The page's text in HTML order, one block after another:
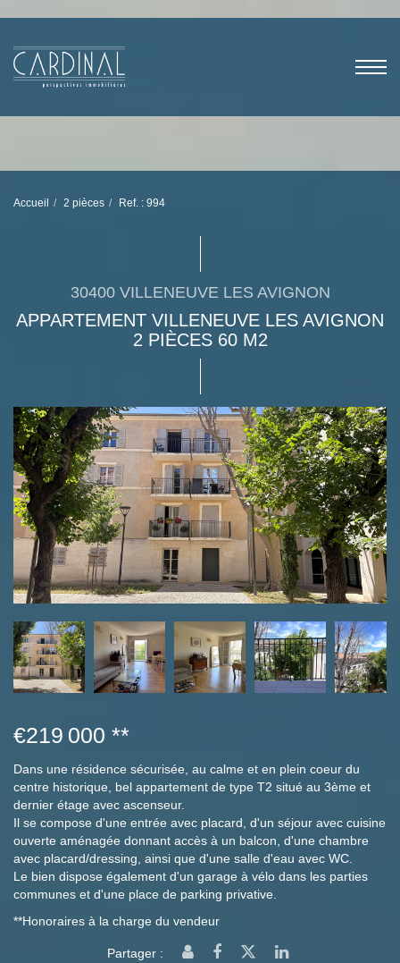
Accueil 2 pièces Ref. : 994
30400 VILLENEUVE LES AVIGNON
APPARTEMENT VILLENEUVE LES AVIGNON
2 PIÈCES 60 M2
€219 000 **
Dans une résidence sécurisée, au calme et en plein coeur du
centre historique, bel appartement de type T2 situé au 3ème et
dernier étage avec ascenseur.
Il se compose d'une entrée avec placard, d'un séjour avec cuisine
ouverte aménagée donnant accès à un balcon, d'une chambre
avec placard/dressing, ainsi que d'une salle d'eau avec WC.
Le bien dispose également d'un garage à vélo dans les parties
communes et d'une place de parking privative.
**Honoraires à la charge du vendeur
Partager :